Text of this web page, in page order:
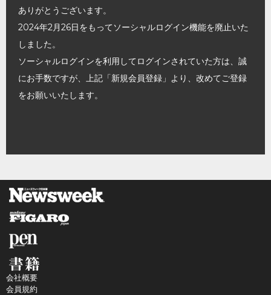
ありがとうございます。
2024年2月26日をもってソーシャルログイン機能を廃止いた
しました。
ソーシャルログインを利用してログインされていた方は、誠
にお手数ですが、上記「新規会員登録」より、改めてご登録
をお願いいたします。
会社概要
会員規約